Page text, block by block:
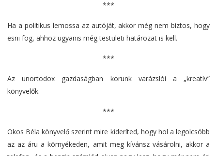
***
Ha a politikus lemossa az autóját, akkor még nem biztos, hogy
esni fog, ahhoz ugyanis még testületi határozat is kell.
***
Az unortodox gazdaságban korunk varázslói a „kreatív”
könyvelők.
***
Okos Béla könyvelő szerint mire kideríted, hogy hol a legolcsóbb
az az áru a környékeden, amit meg kívánsz vásárolni, akkor a